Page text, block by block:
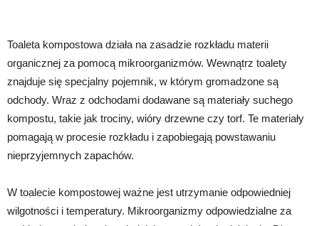
Toaleta kompostowa działa na zasadzie rozkładu materii
organicznej za pomocą mikroorganizmów. Wewnątrz toalety
znajduje się specjalny pojemnik, w którym gromadzone są
odchody. Wraz z odchodami dodawane są materiały suchego
kompostu, takie jak trociny, wióry drzewne czy torf. Te materiały
pomagają w procesie rozkładu i zapobiegają powstawaniu
nieprzyjemnych zapachów.
W toalecie kompostowej ważne jest utrzymanie odpowiedniej
wilgotności i temperatury. Mikroorganizmy odpowiedzialne za